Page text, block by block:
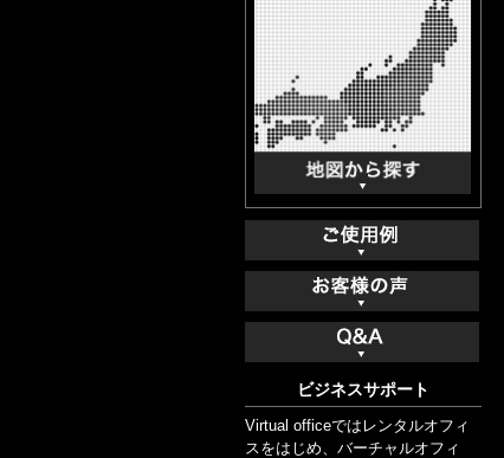
ビジネスサポート
Virtual officeではレンタルオフィ
スをはじめ、バーチャルオフィ